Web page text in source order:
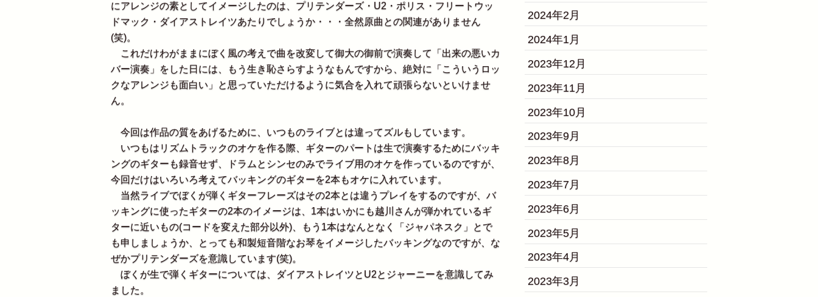
にアレンジの素としてイメージしたのは、プリテンダーズ・U2・ポリス・フリートウッ
ドマック・ダイアストレイツあたりでしょうか・・・全然原曲との関連がありません
(笑)。
これだけわがままにぼく風の考えで曲を改変して御大の御前で演奏して「出来の悪いカ
バー演奏」をした日には、もう生き恥さらすようなもんですから、絶対に「こういうロッ
クなアレンジも面白い」と思っていただけるように気合を入れて頑張らないといけませ
ん。
今回は作品の質をあげるために、いつものライブとは違ってズルもしています。
いつもはリズムトラックのオケを作る際、ギターのパートは生で演奏するためにバッキ
ングのギターも録音せず、ドラムとシンセのみでライブ用のオケを作っているのですが、
今回だけはいろいろ考えてバッキングのギターを2本もオケに入れています。
当然ライブでぼくが弾くギターフレーズはその2本とは違うプレイをするのですが、バ
ッキングに使ったギターの2本のイメージは、1本はいかにも越川さんが弾かれているギ
ターに近いもの(コードを変えた部分以外)、もう1本はなんとなく「ジャパネスク」とで
も申しましょうか、とっても和製短音階なお琴をイメージしたバッキングなのですが、な
ぜかプリテンダーズを意識しています(笑)。
ぼくが生で弾くギターについては、ダイアストレイツとU2とジャーニーを意識してみ
ました。
2024年2月
2024年1月
2023年12月
2023年11月
2023年10月
2023年9月
2023年8月
2023年7月
2023年6月
2023年5月
2023年4月
2023年3月